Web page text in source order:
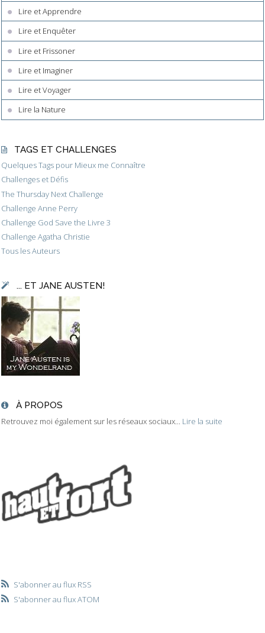
Lire et Apprendre
Lire et Enquêter
Lire et Frissoner
Lire et Imaginer
Lire et Voyager
Lire la Nature
TAGS ET CHALLENGES
Quelques Tags pour Mieux me Connaître
Challenges et Défis
The Thursday Next Challenge
Challenge Anne Perry
Challenge God Save the Livre 3
Challenge Agatha Christie
Tous les Auteurs
... ET JANE AUSTEN!
À PROPOS
Retrouvez moi également sur les réseaux sociaux... Lire la suite
S'abonner au flux RSS
S'abonner au flux ATOM